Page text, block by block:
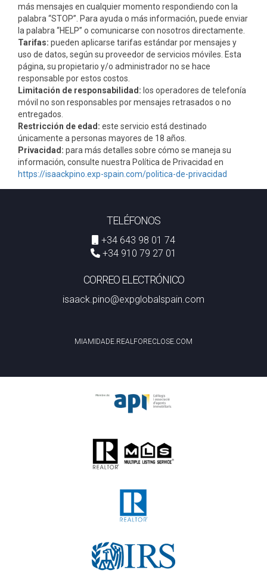
más mensajes en cualquier momento respondiendo con la
palabra “STOP”. Para ayuda o más información, puede enviar
la palabra “HELP” o comunicarse con nosotros directamente.
Tarifas: pueden aplicarse tarifas estándar por mensajes y
uso de datos, según su proveedor de servicios móviles. Esta
página, su propietario y/o administrador no se hace
responsable por estos costos.
Limitación de responsabilidad: los operadores de telefonía
móvil no son responsables por mensajes retrasados o no
entregados.
Restricción de edad: este servicio está destinado
únicamente a personas mayores de 18 años.
Privacidad: para más detalles sobre cómo se maneja su
información, consulte nuestra Política de Privacidad en
https://isaackpino.exp-spain.com/politica-de-privacidad
TELÉFONOS
+34 643 98 01 74
+34 910 79 27 01
CORREO ELECTRÓNICO
isaack.pino@expglobalspain.com
MIAMIDADE.REALFORECLOSE.COM